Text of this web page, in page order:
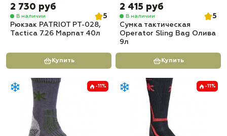
2 730 руб
В наличии
5
Рюкзак PATRIOT РТ-028,
Tactica 7.26 Марпат 40л
Купить
2 415 руб
В наличии
5
Сумка тактическая
Operator Sling Bag Олива
9л
Купить
-11% -11%